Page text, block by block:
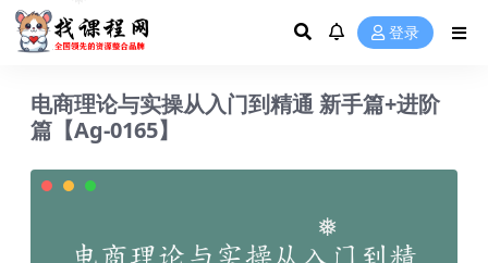
❅ ❅ 登录
电商理论与实操从入门到精通 新手篇+进阶
篇【Ag-0165】